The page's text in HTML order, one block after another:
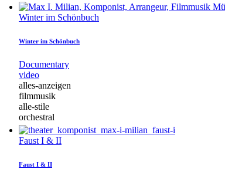
Winter im Schönbuch
Winter im Schönbuch
Documentary
video
alles-anzeigen
filmmusik
alle-stile
orchestral
Faust I & II
Faust I & II